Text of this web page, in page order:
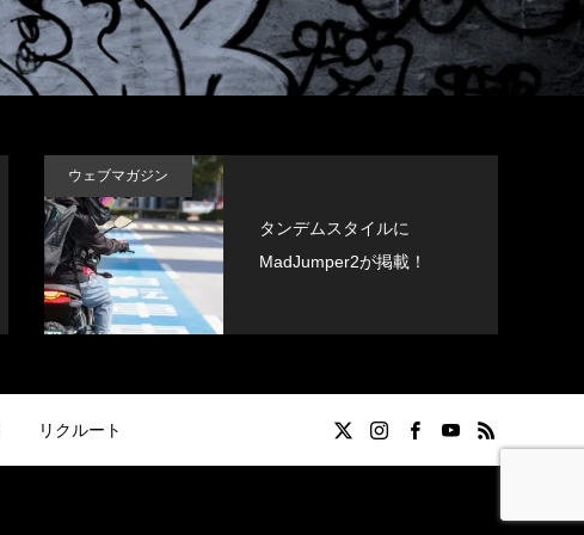
ウェブマガジン
タンデムスタイルに
MadJumper2が掲載！
リクルート